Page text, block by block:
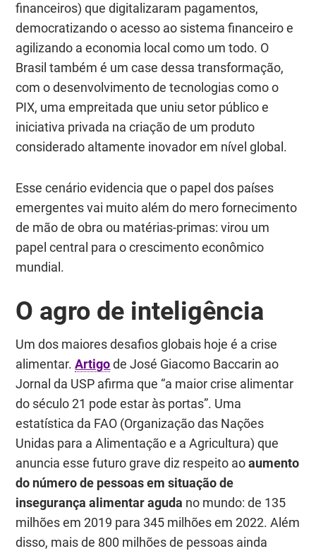
financeiros) que digitalizaram pagamentos,
democratizando o acesso ao sistema financeiro e
agilizando a economia local como um todo. O
Brasil também é umcase dessa transformação,
com o desenvolvimento de tecnologias como o
PIX, uma empreitada que uniu setor público e
iniciativa privada na criação de um produto
considerado altamente inovador em nível global.
Esse cenário evidencia que o papel dos países
emergentes vai muito além do mero fornecimento
de mão de obra ou matérias-primas: virou um
papel central para o crescimento econômico
mundial.
O agro de inteligência
Um dos maiores desafios globais hoje é a crise
alimentar.Artigode José Giacomo Baccarin ao
Jornal da USP afirma que “a maior crise alimentar
do século 21 pode estar às portas”. Uma
estatística da FAO (Organização das Nações
Unidas para a Alimentação e a Agricultura) que
anuncia esse futuro grave diz respeito aoaumento
do número de pessoas em situação de
insegurança alimentar aguda no mundo: de 135
milhões em 2019 para 345 milhões em 2022. Além
disso, mais de 800 milhões de pessoas ainda